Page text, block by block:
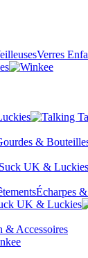
Verres
&
Écharpes
& Accessoires